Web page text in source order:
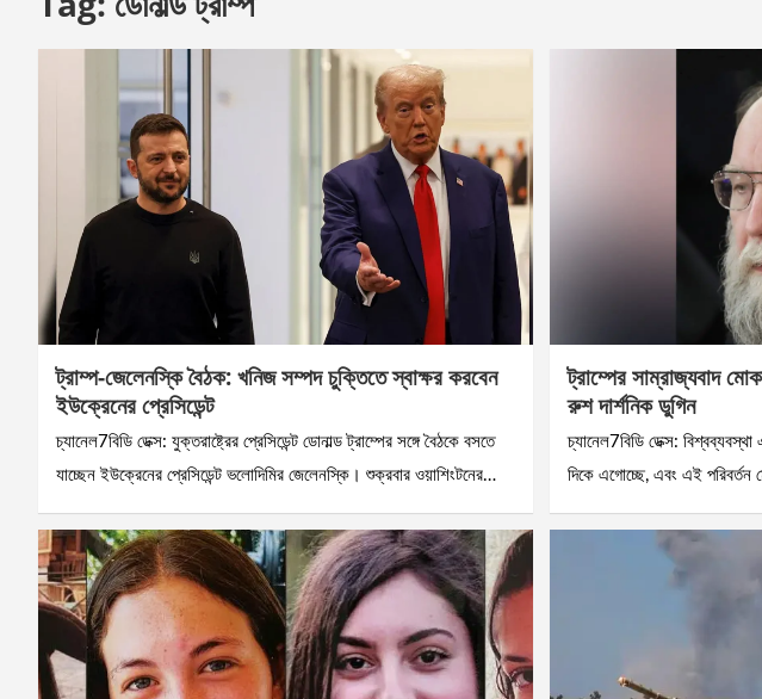
ট্রাম্প-জেলেনস্কি বৈঠক: খনিজ সম্পদ চুক্তিতে স্বাক্ষর করবেন
ইউক্রেনের প্রেসিডেন্ট
চ্যানেল7বিডি ডেক্স: যুক্তরাষ্ট্রের প্রেসিডেন্ট ডোনাল্ড ট্রাম্পের সঙ্গে বৈঠকে বসতে
যাচ্ছেন ইউক্রেনের প্রেসিডেন্ট ভলোদিমির জেলেনস্কি। শুক্রবার ওয়াশিংটনের…
ট্রাম্পের সাম্রাজ্যবাদ
রুশ দার্শনিক ডুগিন
চ্যানেল7বিডি ডেক্স:
দিকে এগোচ্ছে, এবং এই পরিবর্তন